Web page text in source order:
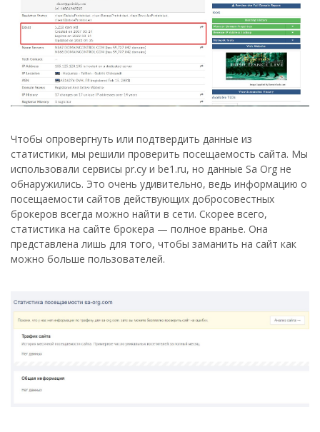
Чтобы опровергнуть или подтвердить данные из
статистики, мы решили проверить посещаемость сайта. Мы
использовали сервисы pr.cy и be1.ru, но данные Sa Org не
обнаружились. Это очень удивительно, ведь информацию о
посещаемости сайтов действующих добросовестных
брокеров всегда можно найти в сети. Скорее всего,
статистика на сайте брокера — полное вранье. Она
представлена лишь для того, чтобы заманить на сайт как
можно больше пользователей.